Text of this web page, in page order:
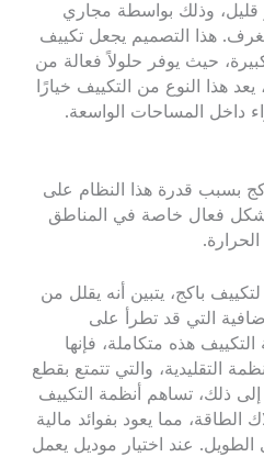
قليل، وذلك بواسطة مجاري
هذا التصميم يجعل تكييف
حيث يوفر حلولاً فعالة من
يعد هذا النوع من التكييف خيارًا
داخل المساحات الواسعة.
بسبب قدرة هذا النظام على
فعال خاصة في المناطق
باكج، يتبين أنه يقلل من
التي قد تطرأ على
هذه متكاملة، فإنها
التقليدية، والتي تتمتع بقطع
ذلك، تساهم أنظمة التكييف
مما يعود بفوائد مالية
عند اختيار موديل يعمل